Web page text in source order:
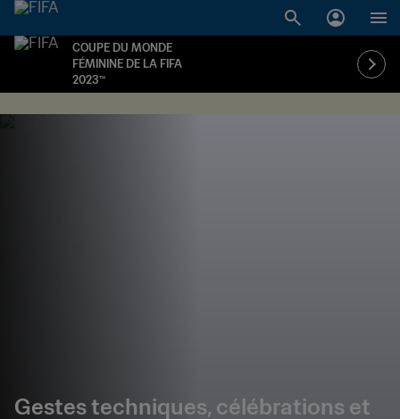
COUPE DU MONDE
FÉMININE DE LA FIFA
2023™
Gestes techniques, célébrations et